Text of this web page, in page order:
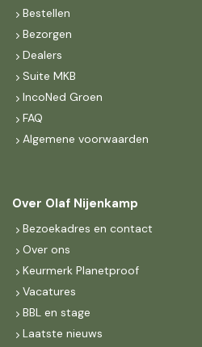
Bestellen
Bezorgen
Dealers
Suite MKB
IncoNed Groen
FAQ
Algemene voorwaarden
Over Olaf Nijenkamp
Bezoekadres en contact
Over ons
Keurmerk Planetproof
Vacatures
BBL en stage
Laatste nieuws